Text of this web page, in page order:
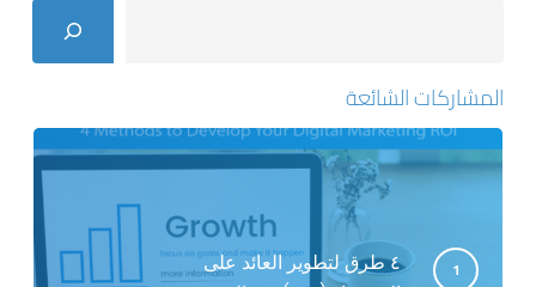
المشاركات الشائعة
٤ طرق لتطوير العائد على